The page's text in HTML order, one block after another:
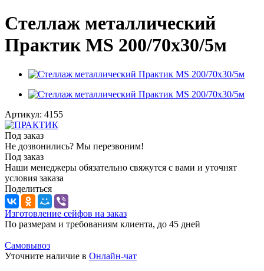
Стеллаж металлический
Практик MS 200/70х30/5м
Артикул: 4155
Под заказ
Не дозвонились? Мы перезвоним!
Под заказ
Наши менеджеры обязательно свяжутся с вами и уточнят
условия заказа
Поделиться
Изготовление сейфов на заказ
По размерам и требованиям клиента, до 45 дней
Самовывоз
Уточните наличие в Онлайн-чат